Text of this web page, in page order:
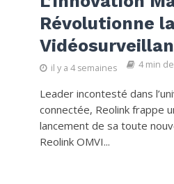
Révolutionne
il y a 4 semaines 4 min
Leader incontesté dans
connectée, Reolink frappe
lancement de sa toute
Reolink OMVI...